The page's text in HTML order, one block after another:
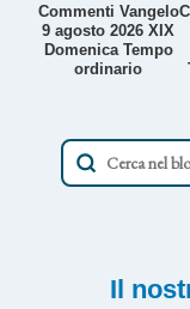
Commenti Vangelo
9 agosto 2026 XIX
Domenica Tempo
ordinario
Il